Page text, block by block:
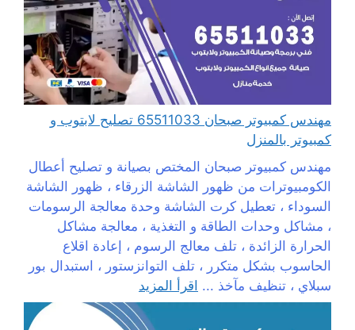
مهندس كمبيوتر صبحان 65511033 تصليح لابتوب و
كمبيوتر بالمنزل
مهندس كمبيوتر صبحان المختص بصيانة و تصليح أعطال
الكومبيوترات من ظهور الشاشة الزرقاء ، ظهور الشاشة
السوداء ، تعطيل كرت الشاشة وحدة معالجة الرسومات
، مشاكل وحدات الطاقة و التغذية ، معالجة مشاكل
الحرارة الزائدة ، تلف معالج الرسوم ، إعادة اقلاع
الحاسوب بشكل متكرر ، تلف التوانزستور ، استبدال بور
سبلاي ، تنظيف مآخذ ... اقرأ المزيد